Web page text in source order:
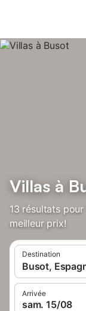
Villas à
13 résultats
meilleur prix!
Destination
Busot,
Arrivée
sam. 15/08